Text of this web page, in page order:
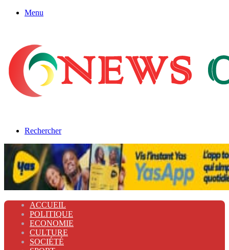
Menu
Rechercher
ACCUEIL
POLITIQUE
ECONOMIE
CULTURE
SOCIÉTÉ